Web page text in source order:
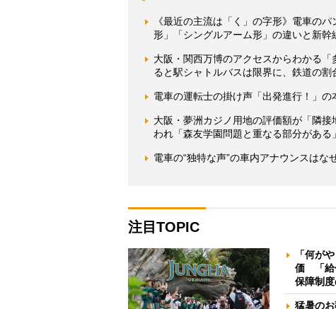
《最近の主流は「く」の字形》電車の
形」「シングルアーム形」の違いと新幹
大阪・関西万博のアクセスからわかる
ると駅シャトルバスは限界に、鉄道の割
電車の運転士の掛け声「出発進行！」
大阪・夢洲カジノ用地の評価額が「隣
われ「森友学園問題と重なる部分がある
電車の“独特な声”の車内アナウンスは
注目TOPIC
「何が
価 「給
保障制
猛暑の